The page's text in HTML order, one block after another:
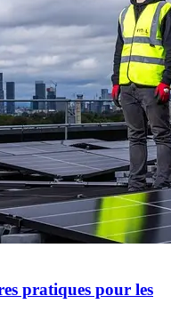
pratiques pour les